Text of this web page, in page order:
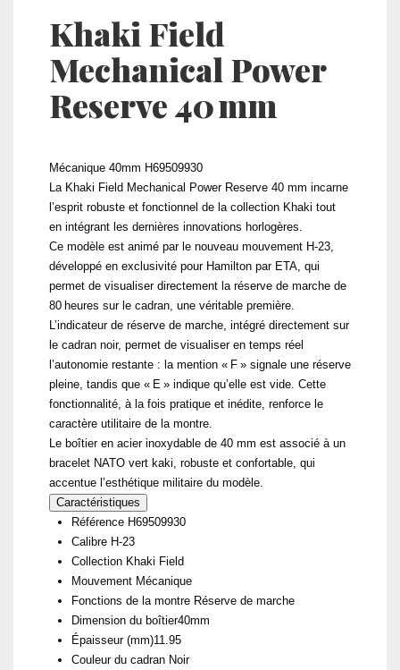
Khaki Field
Mechanical Power
Reserve 40 mm
Mécanique 40mm H69509930
La Khaki Field Mechanical Power Reserve 40 mm incarne
l’esprit robuste et fonctionnel de la collection Khaki tout
en intégrant les dernières innovations horlogères.
Ce modèle est animé par le nouveau mouvement H-23,
développé en exclusivité pour Hamilton par ETA, qui
permet de visualiser directement la réserve de marche de
80 heures sur le cadran, une véritable première.
L’indicateur de réserve de marche, intégré directement sur
le cadran noir, permet de visualiser en temps réel
l’autonomie restante : la mention « F » signale une réserve
pleine, tandis que « E » indique qu’elle est vide. Cette
fonctionnalité, à la fois pratique et inédite, renforce le
caractère utilitaire de la montre.
Le boîtier en acier inoxydable de 40 mm est associé à un
bracelet NATO vert kaki, robuste et confortable, qui
accentue l’esthétique militaire du modèle.
Caractéristiques
Référence H69509930
Calibre H-23
Collection Khaki Field
Mouvement Mécanique
Fonctions de la montre Réserve de marche
Dimension du boîtier40mm
Épaisseur (mm)11.95
Couleur du cadran Noir